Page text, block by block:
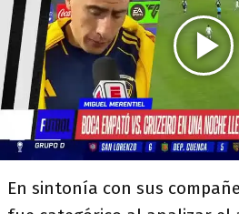
En sintonía con sus